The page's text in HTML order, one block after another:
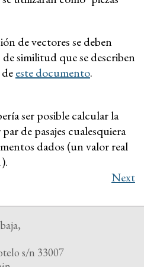
de vectores se deben
similitud que se describen
este documento.
ser posible calcular la
de pasajes cualesquiera
dados (un valor real
Next
s/n 33007